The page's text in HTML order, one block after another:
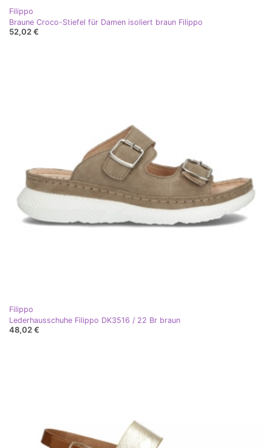
Filippo
Braune Croco-Stiefel für Damen isoliert braun Filippo
52,02 €
Filippo
Lederhausschuhe Filippo DK3516 / 22 Br braun
48,02 €